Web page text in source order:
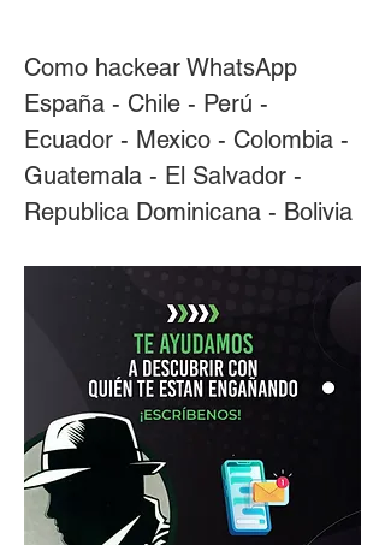
Como hackear WhatsApp
España - Chile - Perú -
Ecuador - Mexico - Colombia -
Guatemala - El Salvador -
Republica Dominicana - Bolivia